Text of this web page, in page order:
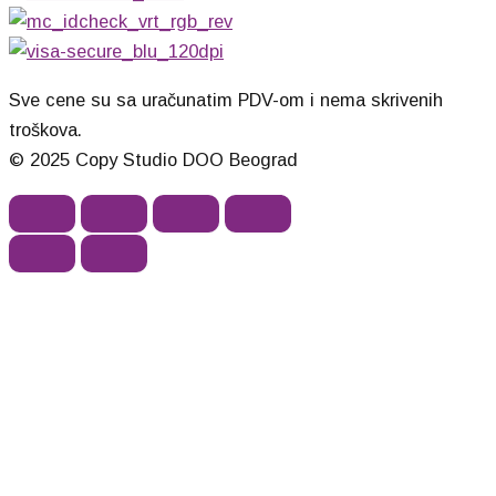
Sve cene su sa uračunatim PDV-om i nema skrivenih
troškova.
© 2025 Copy Studio DOO Beograd